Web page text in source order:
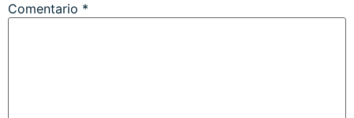
Comentario *